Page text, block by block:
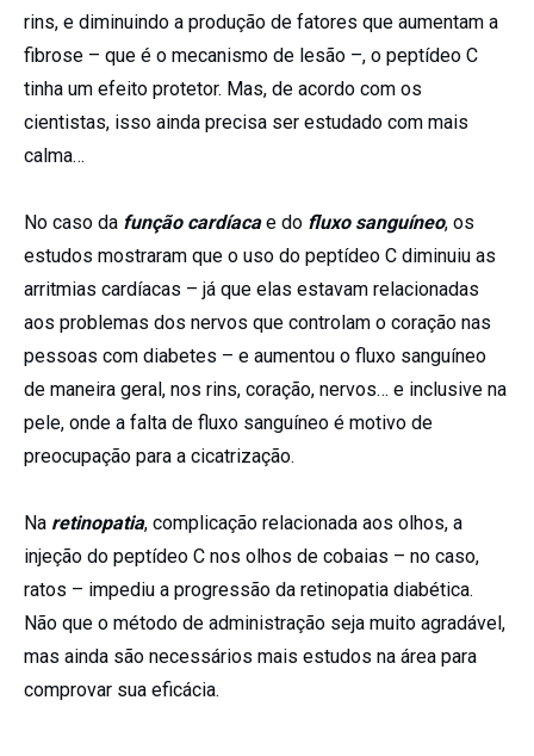
rins, e diminuindo a produção de fatores que aumentam a
fibrose – que é o mecanismo de lesão –, o peptídeo C
tinha um efeito protetor. Mas, de acordo com os
cientistas, isso ainda precisa ser estudado com mais
calma…
No caso da função cardíacae do fluxo sanguíneo, os
estudos mostraram que o uso do peptídeo C diminuiu as
arritmias cardíacas – já que elas estavam relacionadas
aos problemas dos nervos que controlam o coração nas
pessoas com diabetes – e aumentou o fluxo sanguíneo
de maneira geral, nos rins, coração, nervos… e inclusive na
pele, onde a falta de fluxo sanguíneo é motivo de
preocupação para a cicatrização.
Na retinopatia, complicação relacionada aos olhos, a
injeção do peptídeo C nos olhos de cobaias – no caso,
ratos – impediu a progressão da retinopatia diabética.
Não que o método de administração seja muito agradável,
mas ainda são necessários mais estudos na área para
comprovar sua eficácia.